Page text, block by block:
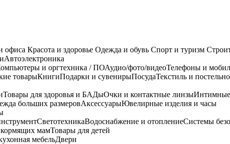
офиса Красота и здоровье Одежда и обувь Спорт и туризм
Автоэлектроника
и оргтехника / ПОАудио/фото/видеоТелефоны и
товарыКнигиПодарки и сувенирыПосудаТекстиль и
Товары для здоровья и БАДыОчки и контактные линзы
больших размеровАксессуарыЮвелирные изделия и часы
СветотехникаВодоснабжение и отоплениеСистемы
мамТовары для детей
мебельДвери